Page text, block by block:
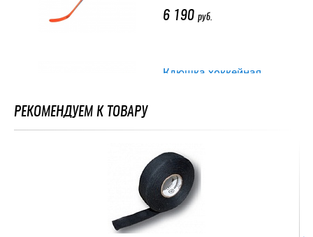
6 190 руб.
Клюшка хоккейная
-20 %
Клюшка Warrior QR5
50 JR
РЕКОМЕНДУЕМ К ТОВАРУ